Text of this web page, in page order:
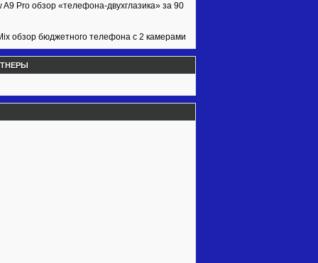
A9 Pro обзор «телефона-двухглазика» за 90
обзор бюджетного телефона с 2 камерами